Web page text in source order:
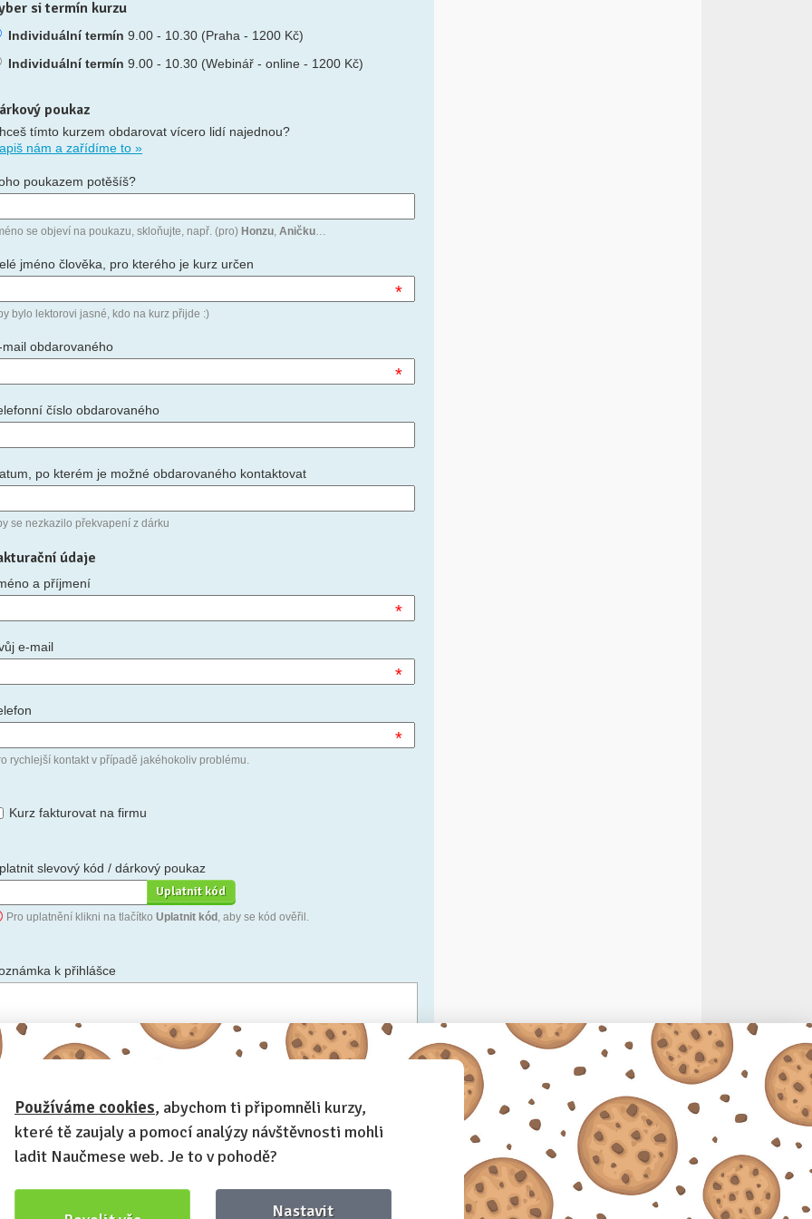
si termín kurzu
Individuální termín 9.00 - 10.30 (Praha - 1200 Kč)
Individuální termín 9.00 - 10.30 (Webinář - online - 1200 Kč)
poukaz
tímto kurzem obdarovat vícero lidí najednou?
nám a zařídíme to »
poukazem potěšíš?
se objeví na poukazu, skloňujte, např. (pro) Honzu, Aničku…
jméno člověka, pro kterého je kurz určen
*
bylo lektorovi jasné, kdo na kurz přijde :)
mail obdarovaného
*
číslo obdarovaného
po kterém je možné obdarovaného kontaktovat
se nezkazilo překvapení z dárku
údaje
a příjmení
*
e-mail
*
*
rychlejší kontakt v případě jakéhokoliv problému.
Kurz fakturovat na firmu
slevový kód / dárkový poukaz
Pro uplatnění klikni na tlačítko Uplatnit kód , aby se kód ověřil.
k přihlášce
Anonymní profil– odesláním přihlášky se automaticky vytvoří tvůj
na Naučmese. Zatrhni tuto volbu a profil bude skrytý.
Chci dostávat Naučmese newsletter
Používáme cookies, abychom ti připomněli kurzy,
které tě zaujaly a pomocí analýzy návštěvnosti mohli
ladit Naučmese web. Je to v pohodě?
Nastavit